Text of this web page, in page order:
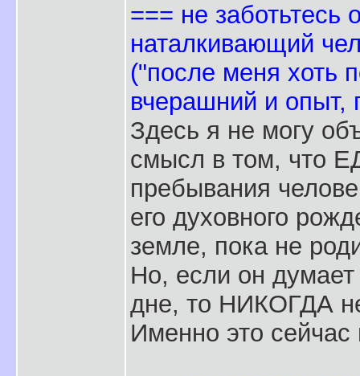
=== не заботьтесь
наталкивающий
("после меня хоть
вчерашний и опыт,
Здесь я не могу
смысл в том, что
пребывания
его духовного
земле, пока не
Но, если он
дне, то НИКОГДА
Именно это сейчас